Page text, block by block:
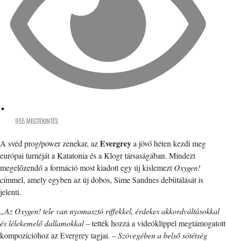
955 MEGTEKINTÉS
A svéd prog/power zenekar, azEvergreya jövő héten kezdi meg
európai turnéját a Katatonia és a Klogr társaságában. Mindezt
megelőzendő a formáció most kiadott egy új kislemeztOxygen!
címmel, amely egyben az új dobos, Sime Sandnes debütálását is
jelenti.
„Az Oxygen! tele van nyomasztó riffekkel, érdekes akkordváltásokkal
és lélekemelő dallamokkal– tették hozzá a videóklippel megtámogatott
kompozícióhoz az Evergrey tagjai. –Szövegében a belső sötétség